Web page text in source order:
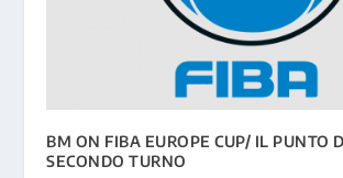
BM ON FIBA EUROPE CUP/ IL PUNTO
SECONDO TURNO